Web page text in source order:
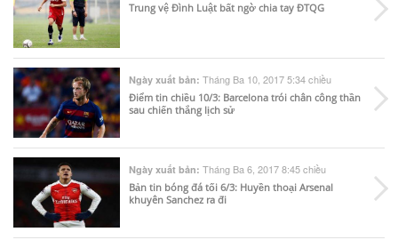
Trung vệ Đình Luật bất ngờ chia tay ĐTQG
Ngày xuất bản: Tháng Ba 10, 2017 5:34 chiều
Điểm tin chiều 10/3: Barcelona trói chân công thần
sau chiến thắng lịch sử
Ngày xuất bản: Tháng Ba 6, 2017 8:45 chiều
Bản tin bóng đá tối 6/3: Huyền thoại Arsenal
khuyên Sanchez ra đi